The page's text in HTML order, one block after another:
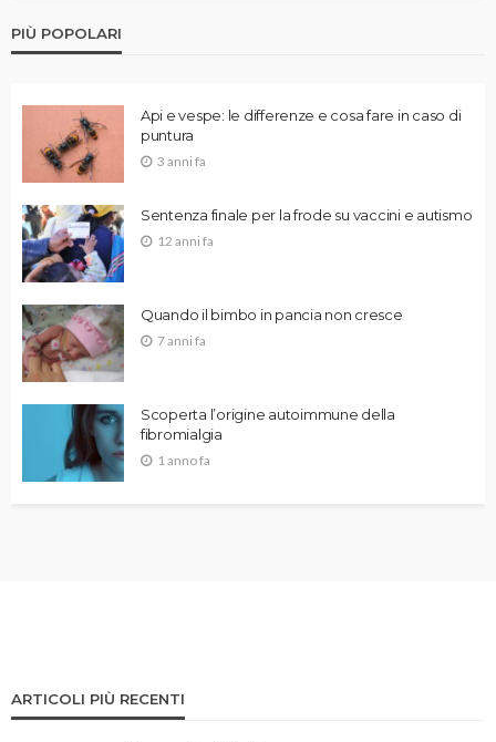
PIÙ POPOLARI
Api e vespe: le differenze e cosa fare in caso di
puntura
3 anni fa
Sentenza finale per la frode su vaccini e autismo
12 anni fa
Quando il bimbo in pancia non cresce
7 anni fa
Scoperta l’origine autoimmune della
fibromialgia
1 anno fa
ARTICOLI PIÙ RECENTI